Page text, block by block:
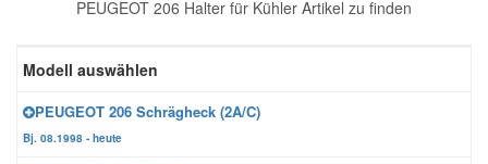
PEUGEOT 206 Halter für Kühler Artikel zu finden
Modell auswählen
PEUGEOT 206 Schrägheck (2A/C)
Bj. 08.1998 - heute
Zündanlage und Glühanlage